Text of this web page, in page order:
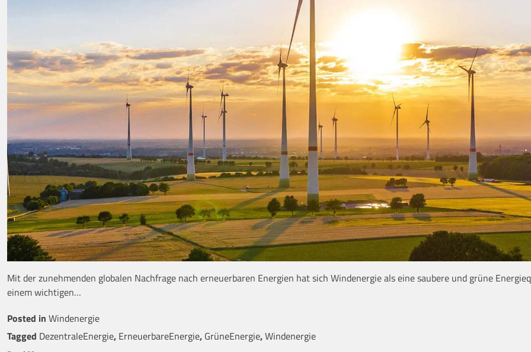
Mit der zunehmenden globalen Nachfrage nach erneuerbaren Energien hat sich Windenergie als eine saubere und grüne
einem wichtigen…
Posted in Windenergie
Tagged DezentraleEnergie, ErneuerbareEnergie, GrüneEnergie,Windenergie